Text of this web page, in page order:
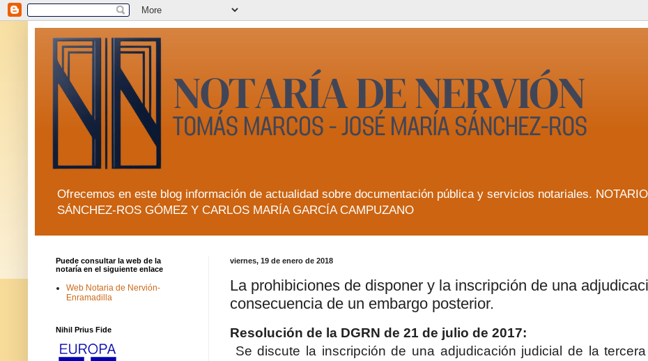
Ofrecemos en este blog información de actualidad sobre documentación pública y servicios notariales.
SÁNCHEZ-ROS GÓMEZ Y CARLOS MARÍA GARCÍA CAMPUZANO
viernes, 19 de enero de 2018
La prohibiciones de disponer y la inscripción de una
consecuencia de un embargo posterior.
Resolución de la DGRN de 21 de julio de 2017:
Se discute la inscripción de una adjudicación judicial de la
Puede consultar la web de la
notaría en el siguiente enlace
Web Notaria de Nervión-
Enramadilla
Nihil Prius Fide